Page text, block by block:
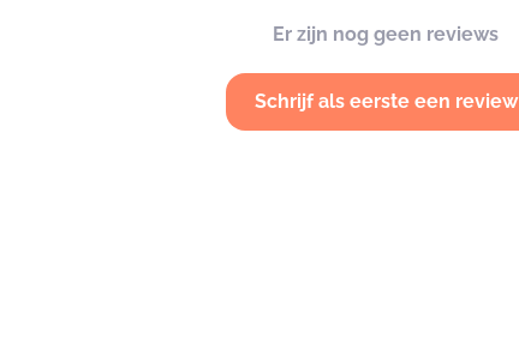
Er zijn nog geen reviews
Schrijf als eerste een review